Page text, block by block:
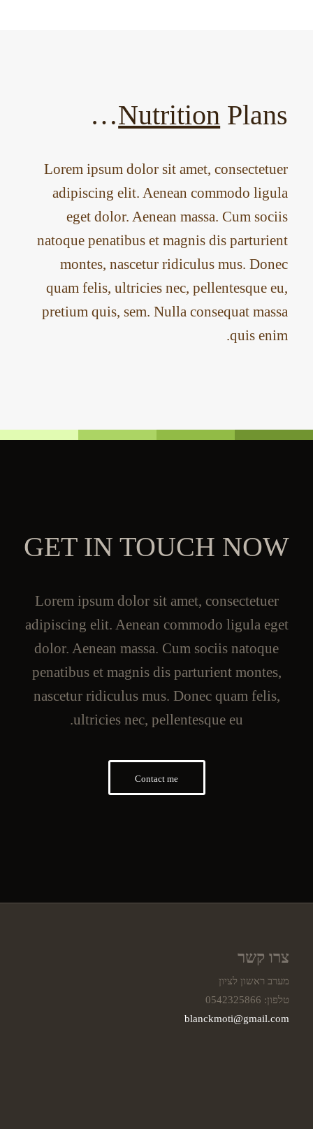
Nutrition Plans…
Lorem ipsum dolor sit amet, consectetuer
adipiscing elit. Aenean commodo ligula
eget dolor. Aenean massa. Cum sociis
natoque penatibus et magnis dis parturient
montes, nascetur ridiculus mus. Donec
quam felis, ultricies nec, pellentesque eu,
pretium quis, sem. Nulla consequat massa
quis enim.
GET IN TOUCH NOW
Lorem ipsum dolor sit amet, consectetuer
adipiscing elit. Aenean commodo ligula eget
dolor. Aenean massa. Cum sociis natoque
penatibus et magnis dis parturient montes,
nascetur ridiculus mus. Donec quam felis,
ultricies nec, pellentesque eu.
Contact me
צרו קשר
מערב ראשון לציון
טלפון: 0542325866
blanckmoti@gmail.com